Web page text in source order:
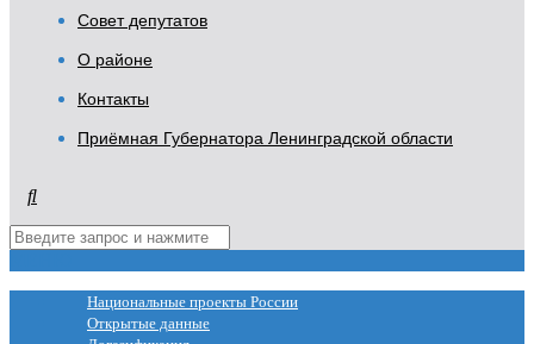
Совет депутатов
О районе
Контакты
Приёмная Губернатора Ленинградской области
Национальные проекты России
Открытые данные